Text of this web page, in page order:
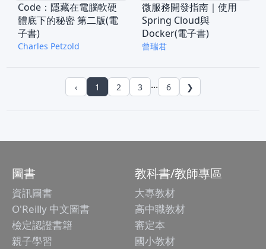
Code：隱藏在電腦軟硬
體底下的秘密 第二版(電
子書)
Charles Petzold
微服務開發指南｜使用
Spring Cloud與
Docker(電子書)
曾瑞君
‹ 1 2 3 ... 6 ❯
圖書
資訊圖書
O'Reilly 中文圖書
檢定認證書籍
親子學習
教科書/教師專區
大專教材
高中職教材
審定本
國小教材